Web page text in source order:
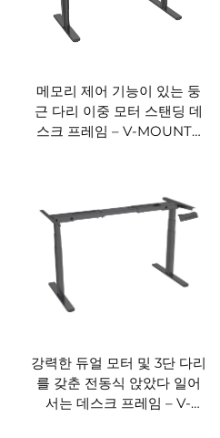
메모리 제어 기능이 있는 둥
근 다리 이중 모터 스탠딩 데
스크 프레임 – V-MOUNTS
강력한 듀얼 모터 및 3단 다리
를 갖춘 전동식 앉았다 일어
서는 데스크 프레임 – V-